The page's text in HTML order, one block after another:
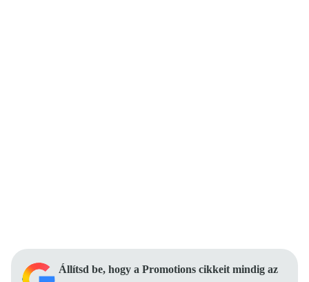
Állítsd be, hogy a Promotions cikkeit mindig az